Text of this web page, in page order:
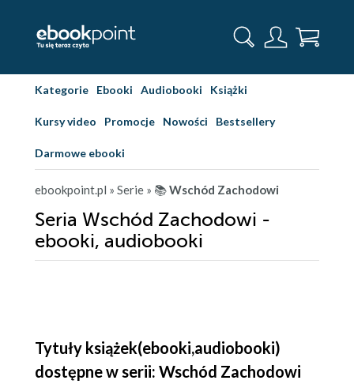
Kategorie Ebooki Audiobooki Książki
Kursy video Promocje Nowości Bestsellery
Darmowe ebooki
ebookpoint.pl » Serie » 📚Wschód Zachodowi
Seria Wschód Zachodowi -
ebooki, audiobooki
Tytuły książek(ebooki,audiobooki)
dostępne w serii: Wschód Zachodowi